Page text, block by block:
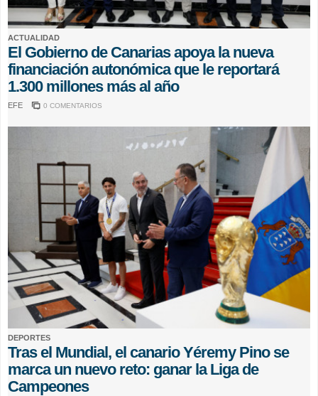
ACTUALIDAD
El Gobierno de Canarias apoya la nueva
financiación autonómica que le reportará
1.300 millones más al año
EFE 0 COMENTARIOS
DEPORTES
Tras el Mundial, el canario Yéremy Pino se
marca un nuevo reto: ganar la Liga de
Campeones